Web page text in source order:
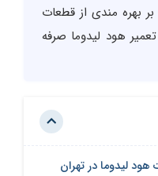
بهره مندی از قطعات
های تعمیر هود لیدوما صرفه
لیدوما در تهران